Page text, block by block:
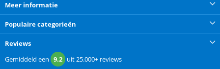
Meer informatie
Populaire categorieën
Reviews
Gemiddeld een 9.2 uit25.000+ reviews